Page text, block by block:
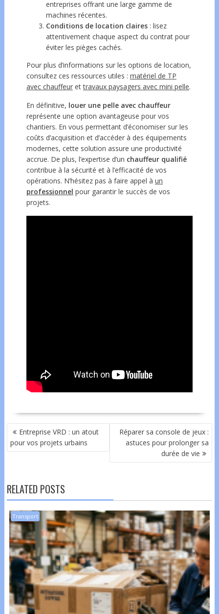
entreprises offrant une large gamme de
machines récentes.
Conditions de location claires: lisez
attentivement chaque aspect du contrat pour
éviter les pièges cachés.
Pour plus d’informations sur les options de location,
consultez ces ressources utiles : matériel de TP
avec chauffeurettravaux paysagers avec mini pelle.
En définitive, louer une pelle avec chauffeur
représente une option avantageuse pour vos
chantiers. En vous permettant d’économiser sur les
coûts d’acquisition et d’accéder à des équipements
modernes, cette solution assure une productivité
accrue. De plus, l’expertise d’un chauffeur qualifié
contribue à la sécurité et à l’efficacité de vos
opérations. N’hésitez pas à faire appel à un
professionnel pour garantir le succès de vos
projets.
NAVIGATION
DE
L’ARTICLE
Entreprise VRD : un atout
pour vos projets urbains
Réparer sa console de jeux :
astuces pour prolonger sa
durée de vie
RELATED POSTS
Transport